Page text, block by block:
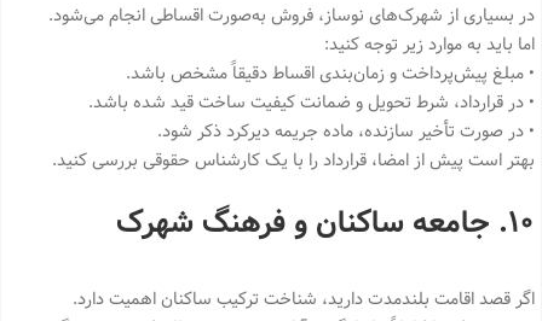
در بسیاری از شهرک‌های نوساز، فروش به‌صورت اقساطی انجام می‌شود.
اما باید به موارد زیر توجه کنید:
• مبلغ پیش‌پرداخت و زمان‌بندی اقساط دقیقاً مشخص باشد.
• در قرارداد، شرط تحویل و ضمانت کیفیت ساخت قید شده باشد.
• در صورت تأخیر سازنده، ماده جریمه دیرکرد ذکر شود.
بهتر است پیش از امضا، قرارداد را با یک کارشناس حقوقی بررسی کنید.
۱۰. جامعه ساکنان و فرهنگ شهرک
اگر قصد اقامت بلندمدت دارید، شناخت ترکیب ساکنان اهمیت دارد.